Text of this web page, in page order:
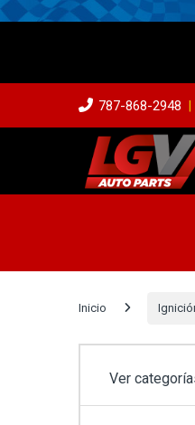
787-868-2948
Inicio
Ver